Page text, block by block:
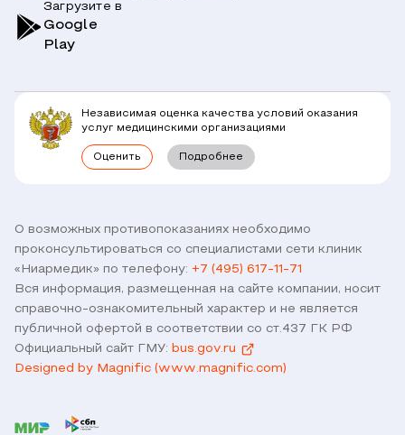
Клиники
Комплексные программы
Наши партнеры и клиенты
Симптомы
Правовая информация
Горячая линия / контроль качества
Связь с директором
Версия для слабовидящих
Вопрос-Ответ по ОМС
Прямое прикрепление сотрудников
Договор оферты
Оставить отзыв
О возможных противопоказаниях необходимо
проконсультироваться со специалистами сети клиник
«Ниармедик» по телефону: +7 (495) 617-11-71
Вся информация, размещенная на сайте компании, носит
справочно-ознакомительный характер и не является
публичной офертой в соответствии со ст.437 ГК РФ
Официальный сайт ГМУ: bus.gov.ru
Designed by Magnific (www.magnific.com)
Загрузите в
Google
Play
Независимая оценка качества условий оказания
услуг медицинскими организациями
Оценить Подробнее